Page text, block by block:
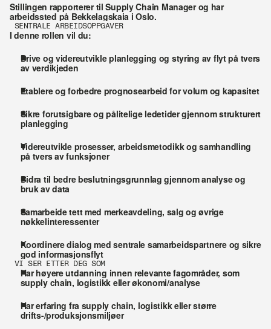
Stillingen rapporterer til Supply Chain Manager og har
arbeidssted på Bekkelagskaia i Oslo.
SENTRALE ARBEIDSOPPGAVER
I denne rollen vil du:
Drive og videreutvikle planlegging og styring av flyt på tvers
av verdikjeden
Etablere og forbedre prognosearbeid for volum og kapasitet
Sikre forutsigbare og pålitelige ledetider gjennom strukturert
planlegging
Videreutvikle prosesser, arbeidsmetodikk og samhandling
på tvers av funksjoner
Bidra til bedre beslutningsgrunnlag gjennom analyse og
bruk av data
Samarbeide tett med merkeavdeling, salg og øvrige
nøkkelinteressenter
Koordinere dialog med sentrale samarbeidspartnere og sikre
god informasjonsflyt
VI SER ETTER DEG SOM
Har høyere utdanning innen relevante fagområder, som
supply chain, logistikk eller økonomi/analyse
Har erfaring fra supply chain, logistikk eller større
drifts-/produksjonsmiljøer